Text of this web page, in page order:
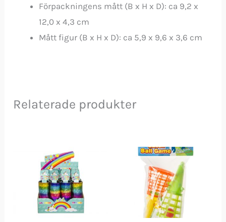
Förpackningens mått (B x H x D): ca 9,2 x
12,0 x 4,3 cm
Mått figur (B x H x D): ca 5,9 x 9,6 x 3,6 cm
Relaterade produkter